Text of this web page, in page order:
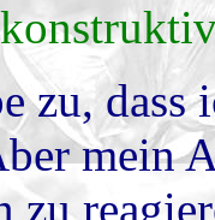
zu, dass
mein
zu